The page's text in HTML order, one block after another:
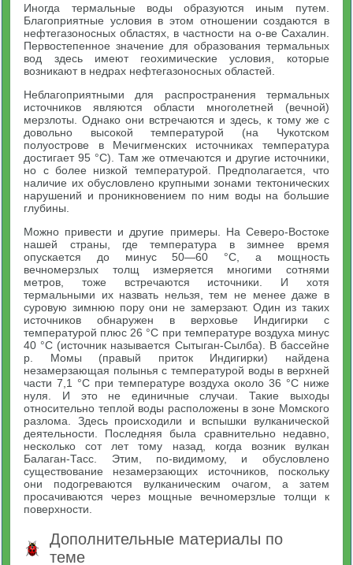
Иногда термальные воды образуются иным путем.
Благоприятные условия в этом отношении создаются в
нефтегазоносных областях, в частности на о-ве Сахалин.
Первостепенное значение для образования термальных
вод здесь имеют геохимические условия, которые
возникают в недрах нефтегазоносных областей.
Неблагоприятными для распространения термальных
источников являются области многолетней (вечной)
мерзлоты. Однако они встречаются и здесь, к тому же с
довольно высокой температурой (на Чукотском
полуострове в Мечигменских источниках температура
достигает 95 °С). Там же отмечаются и другие источники,
но с более низкой температурой. Предполагается, что
наличие их обусловлено крупными зонами тектонических
нарушений и проникновением по ним воды на большие
глубины.
Можно привести и другие примеры. На Северо-Востоке
нашей страны, где температура в зимнее время
опускается до минус 50—60 °С, а мощность
вечномерзлых толщ измеряется многими сотнями
метров, тоже встречаются источники. И хотя
термальными их назвать нельзя, тем не менее даже в
суровую зимнюю пору они не замерзают. Один из таких
источников обнаружен в верховье Индигирки с
температурой плюс 26 °С при температуре воздуха минус
40 °С (источник называется Сытыган-Сылба). В бассейне
р. Момы (правый приток Индигирки) найдена
незамерзающая полынья с температурой воды в верхней
части 7,1 °С при температуре воздуха около 36 °С ниже
нуля. И это не единичные случаи. Такие выходы
относительно теплой воды расположены в зоне Момского
разлома. Здесь происходили и вспышки вулканической
деятельности. Последняя была сравнительно недавно,
несколько сот лет тому назад, когда возник вулкан
Балаган-Тасс. Этим, по-видимому, и обусловлено
существование незамерзающих источников, поскольку
они подогреваются вулканическим очагом, а затем
просачиваются через мощные вечномерзлые толщи к
поверхности.
Дополнительные материалы по
теме